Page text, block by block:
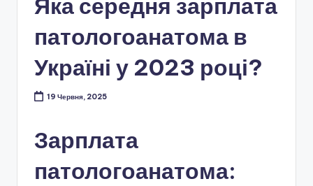
патологоанатома в
Україні у 2023 році?
19 Червня, 2025
Зарплата
патологоанатома: